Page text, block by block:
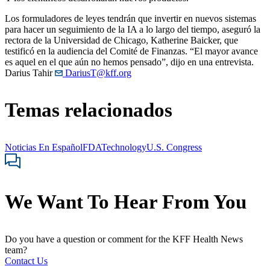
Los formuladores de leyes tendrán que invertir en nuevos sistemas
para hacer un seguimiento de la IA a lo largo del tiempo, aseguró la
rectora de la Universidad de Chicago, Katherine Baicker, que
testificó en la audiencia del Comité de Finanzas. “El mayor avance
es aquel en el que aún no hemos pensado”, dijo en una entrevista.
Darius Tahir
DariusT@kff.org
Temas relacionados
Noticias En EspañolFDATechnologyU.S. Congress
We Want To Hear From You
Do you have a question or comment for the KFF Health News
team?
Contact Us